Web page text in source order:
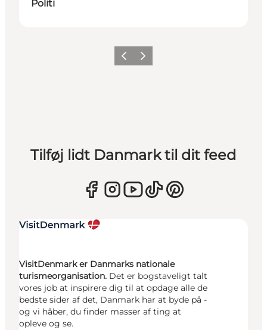
Politi
ForrigeNæste
Tilføj lidt Danmark til dit feed
VisitDenmark er Danmarks nationale
turismeorganisation. Det er bogstaveligt talt
vores job at inspirere dig til at opdage alle de
bedste sider af det, Danmark har at byde på -
og vi håber, du finder masser af ting at
opleve og se.